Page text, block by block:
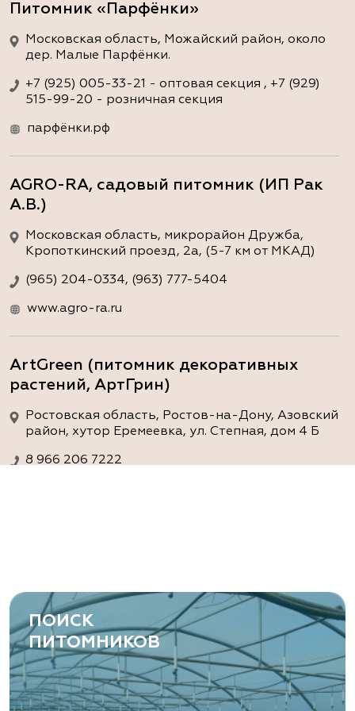
Питомник «Парфёнки»
Московская область, Можайский район, около
дер. Малые Парфёнки.
+7 (925) 005-33-21 - оптовая секция , +7 (929)
515-99-20 - розничная секция
парфёнки.рф
AGRO-RA, садовый питомник (ИП Рак
А.В.)
Московская область, микрорайон Дружба,
Кропоткинский проезд, 2а, (5-7 км от МКАД)
(965) 204-0334, (963) 777-5404
www.agro-ra.ru
ArtGreen (питомник декоративных
растений, АртГрин)
Ростовская область, Ростов-на-Дону, Азовский
район, хутор Еремеевка, ул. Степная, дом 4 Б
8 966 206 7222
Ростовская область, Ростов-на-Дону,
Левобережная ул, дом № 37
8 966 206 7222
www.art-green.ru
ПОИСК
ПИТОМНИКОВ